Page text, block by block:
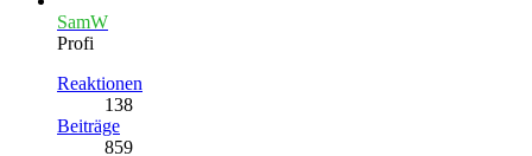
SamW
Profi
Reaktionen
138
Beiträge
859